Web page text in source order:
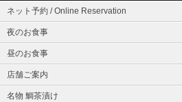
ネット予約 / Online Reservation
夜のお食事
昼のお食事
店舗ご案内
名物 鯛茶漬け